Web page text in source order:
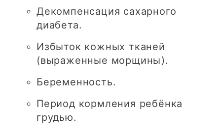
Декомпенсация сахарного
диабета.
Избыток кожных тканей
(выраженные морщины).
Беременность.
Период кормления ребёнка
грудью.